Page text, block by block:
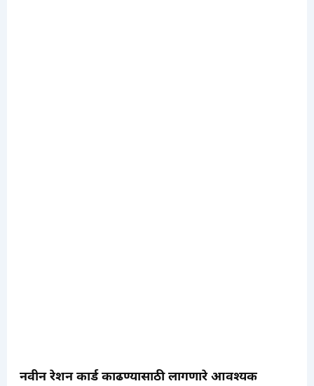
नवीन रेशन कार्ड काढण्यासाठी लागणारे आवश्यक